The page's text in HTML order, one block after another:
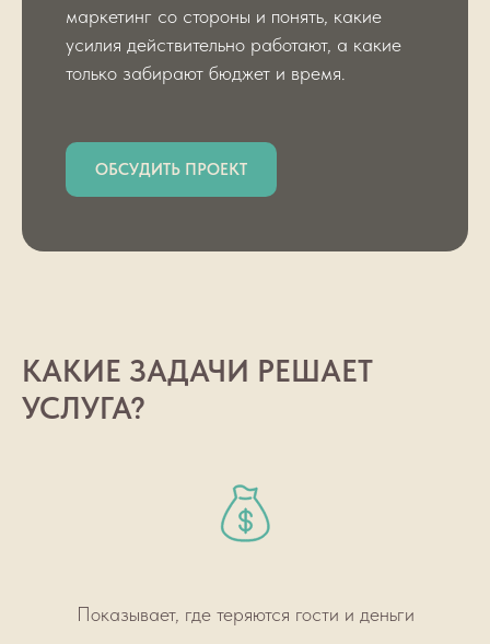
маркетинг со стороны и понять, какие
усилия действительно работают, а какие
только забирают бюджет и время.
ОБСУДИТЬ ПРОЕКТ
КАКИЕ ЗАДАЧИ РЕШАЕТ
УСЛУГА?
Показывает, где теряются гости и деньги